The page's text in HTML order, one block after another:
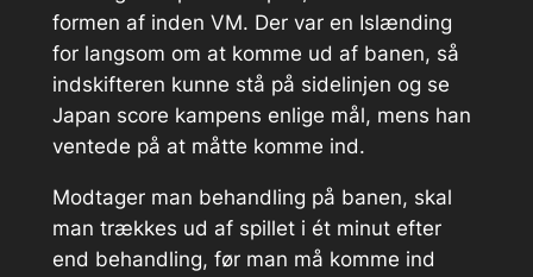
formen af inden VM. Der var en Islænding
for langsom om at komme ud af banen, så
indskifteren kunne stå på sidelinjen og se
Japan score kampens enlige mål, mens han
ventede på at måtte komme ind.
Modtager man behandling på banen, skal
man trækkes ud af spillet i ét minut efter
end behandling, før man må komme ind